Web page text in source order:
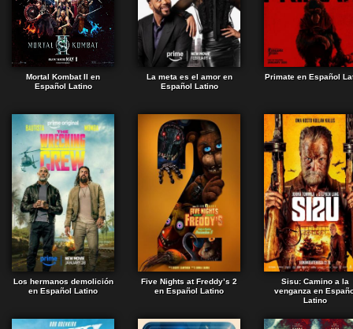
Mortal Kombat II en
Español Latino
La meta es el amor en
Español Latino
Primate en Español
Los hermanos demolición
en Español Latino
Five Nights at Freddy’s 2
en Español Latino
Sisu: Camino a la
venganza en
Latino